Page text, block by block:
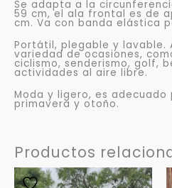
Se adapta a la
59 cm, el ala frontal es de
cm. Va con banda elástica
Portátil, plegable y lavable.
variedad de ocasiones,
ciclismo, senderismo, golf,
actividades al aire libre.
Moda y ligero, es
primavera y otoño.
Productos